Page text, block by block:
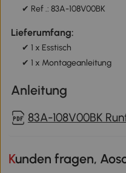
✔ Ref .: 83A-108V00BK
Lieferumfang:
✔ 1 x Esstisch
✔ 1 x Montageanleitung
Anleitung
83A-108V00BK
Kunden fragen,